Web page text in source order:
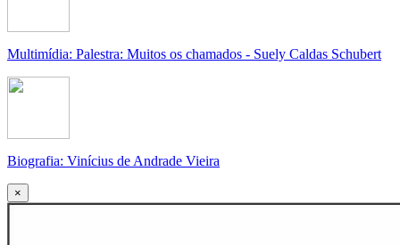
Multimídia: Palestra: Muitos os chamados - Suely Caldas Schubert
Biografia: Vinícius de Andrade Vieira
×